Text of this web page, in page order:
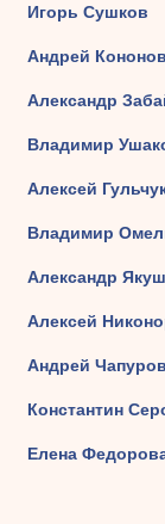
Игорь Сушков
Андрей Кононов
Александр
Владимир
Алексей
Владимир
Александр
Алексей
Андрей Чапуров
Константин
Елена